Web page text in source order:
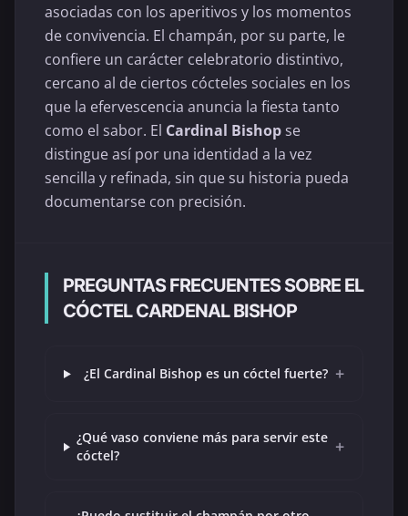
asociadas con los aperitivos y los momentos
de convivencia. El champán, por su parte, le
confiere un carácter celebratorio distintivo,
cercano al de ciertos cócteles sociales en los
que la efervescencia anuncia la fiesta tanto
como el sabor. El Cardinal Bishop se
distingue así por una identidad a la vez
sencilla y refinada, sin que su historia pueda
documentarse con precisión.
PREGUNTAS FRECUENTES SOBRE EL
CÓCTEL CARDENAL BISHOP
¿El Cardinal Bishop es un cóctel fuerte? +
¿Qué vaso conviene más para servir este
cóctel?
+